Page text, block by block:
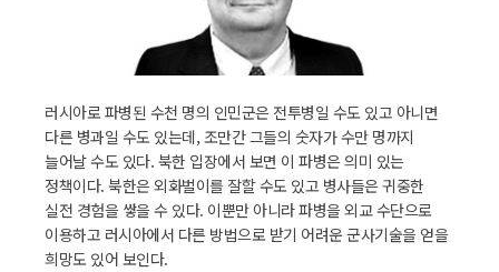
러시아로 파병된 수천 명의 인민군은 전투병일 수도 있고 아니면
다른 병과일 수도 있는데, 조만간 그들의 숫자가 수만 명까지
늘어날 수도 있다. 북한 입장에서 보면 이 파병은 의미 있는
정책이다. 북한은 외화벌이를 잘할 수도 있고 병사들은 귀중한
실전 경험을 쌓을 수 있다. 이뿐만 아니라 파병을 외교 수단으로
이용하고 러시아에서 다른 방법으로 받기 어려운 군사기술을 얻을
희망도 있어 보인다.